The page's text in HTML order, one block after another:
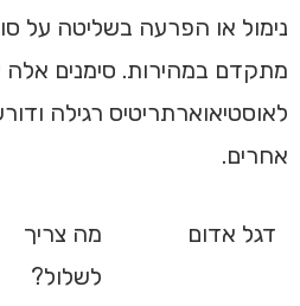
נימול או הפרעה בשליטה על
מתקדם במהירות. סימנים אלה
לאוסטיאוארתריטיס רגילה
אחרים.
דגל אדום
מה צריך
לשלול?